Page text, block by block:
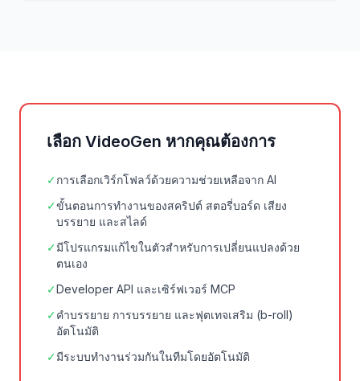
เลือก VideoGen หากคุณต้องการ
✓การเลือกเวิร์กโฟลว์ด้วยความช่วยเหลือจาก AI
✓ขั้นตอนการทำงานของสคริปต์ สตอรี่บอร์ด เสียง
บรรยาย และสไลด์
✓มีโปรแกรมแก้ไขในตัวสำหรับการเปลี่ยนแปลงด้วย
ตนเอง
✓Developer API และเซิร์ฟเวอร์ MCP
✓คำบรรยาย การบรรยาย และฟุตเทจเสริม (b-roll)
อัตโนมัติ
✓มีระบบทำงานร่วมกันในทีมโดยอัตโนมัติ